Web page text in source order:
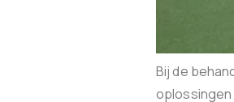
Bij de
oplossingen